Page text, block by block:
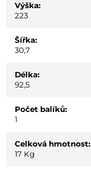
Výška:
223
Šířka:
30,7
Délka:
92,5
Počet balíků:
1
Celková hmotnost:
17 Kg